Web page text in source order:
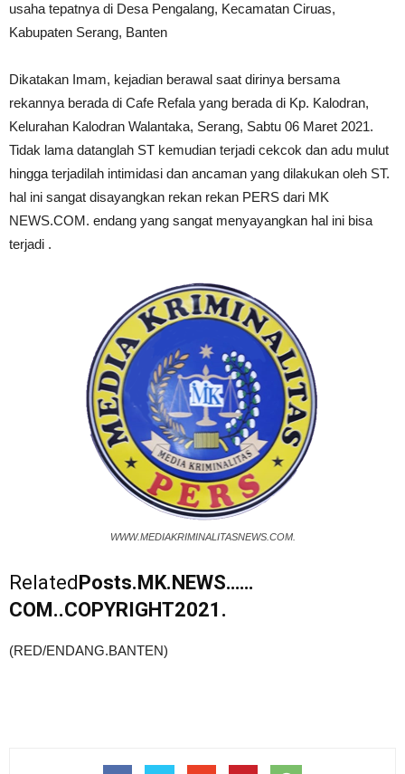
usaha tepatnya di Desa Pengalang, Kecamatan Ciruas,
Kabupaten Serang, Banten
Dikatakan Imam, kejadian berawal saat dirinya bersama
rekannya berada di Cafe Refala yang berada di Kp. Kalodran,
Kelurahan Kalodran Walantaka, Serang, Sabtu 06 Maret 2021.
Tidak lama datanglah ST kemudian terjadi cekcok dan adu mulut
hingga terjadilah intimidasi dan ancaman yang dilakukan oleh ST.
hal ini sangat disayangkan rekan rekan PERS dari MK
NEWS.COM. endang yang sangat menyayangkan hal ini bisa
terjadi .
WWW.MEDIAKRIMINALITASNEWS.COM.
RelatedPosts.MK.NEWS……
COM..COPYRIGHT2021.
(RED/ENDANG.BANTEN)